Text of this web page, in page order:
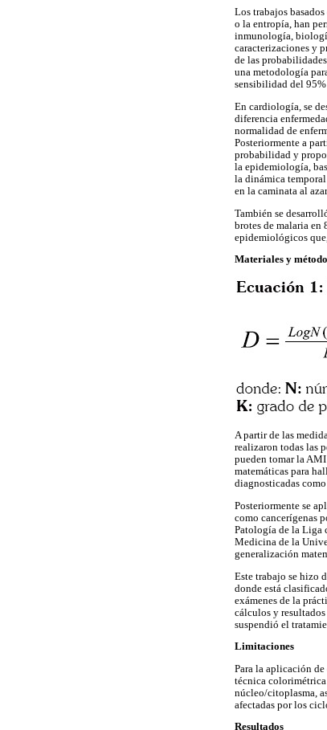
Los trabajos
o la entropía, han
inmunología,
caracterizaciones y
de las
una metodología
sensibilidad del
En cardiología, se
diferencia
normalidad de
Posteriormente a
probabilidad y
la epidemiología,
la dinámica
en la caminata al
También se
brotes de malaria en
epidemiológicos
Materiales y
A partir de las
realizaron todas las
pueden tomar la
matemáticas para
diagnosticadas
Posteriormente se
como cancerígenas
Patología de la Liga
Medicina de la
generalización
Este trabajo se hizo
donde está
exámenes de la
cálculos y
suspendió el
Limitaciones
Para la aplicación
técnica
núcleo/citoplasma,
afectadas por los
Resultados